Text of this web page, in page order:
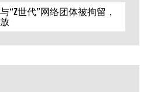
“Z世代”网络团体被拘留，